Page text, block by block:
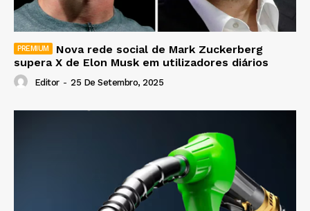
Nova rede social de Mark Zuckerberg
supera X de Elon Musk em utilizadores diários
Editor - 25 De Setembro, 2025